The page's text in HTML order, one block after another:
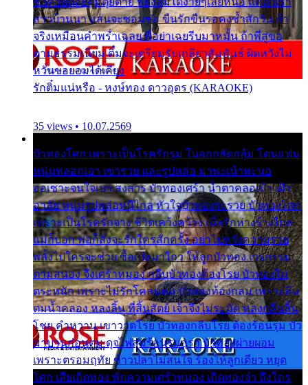
สาวบ้านนา แสนจะซอมซ่อ ขืนรักขืนรอคงช้ำสักวัน ถ้า
จริงเหมือนคำพร่ำเฉลย พี่อย่าเฉยรีบมาหมั้น ถ้าพี่สู่ขอ
ตามธรรมเนียม ติ๋มจะเตรียมรับเกลียวสัมพันธ์ ผิดหวังไม่
หวั่นขอยอมได้เคียง
รักติ๋มแน่หรือ - หงษ์ทอง ดาวอุดร (KARAOKE)
35 views • 10.07.2569
บัวทองโศก เพราะเป็นโรครักรุม ในอกกลัดกลุ้ม โดนแฟน
หนุ่มหลอกเอา เขารวย และรูปหล่อ มาพะเน้าพะนอ
ออเซาะจนใจเบา สงสาร บัวทองเศร้า น้ำตาคลอเบ้า เฝ้า
อาลัย หนุ่มรูปหล่อหนีไกล หัวใจบัวทองระรวย บัวทองโศก
เพราะเป็นโรครักจาง ชีวิตเคว้งคว้าง เมื่อรักห่างร้างไกล
แม่ก็บอก พ่อก็สั่งจะรักใครสักครั้ง อย่าไปหวังความรวย
พลั้งไปใครจะช่วย ซื้อเปลมาไกว ให้ลูกบัวทอง เวรกรรม
ตามสนอง จึงเศร้าหมอง กลีบบัวทองต้องโรย บัวทองไม่
ตระหนัก เพราะไม่รักโคลนตม บัวทองท้องกลม เพราะลืม
ตมน้ำคลอง หลงลิ้น ที่สิ้นสัตย์ เจ้าจึงไม่ระมัด หลงกลิ่นลิ้น
โชย คำหวาน เขาวาดโรย บัวทองกลีบโรย ต้องร้อนรุม บัว
มาบานก่อนตูม ดุจไฟสุมร้อนรุมอุรา บัวทองผ่ายผอม
เพราะตรอมฤทัย ข้าวปลาไม่สนใจ ร้องไห้ลูกเดียว หยุด
โศก เสียเถิดทอง พักความเศร้าหมอง เถิดทองจ๋า ถึงใคร